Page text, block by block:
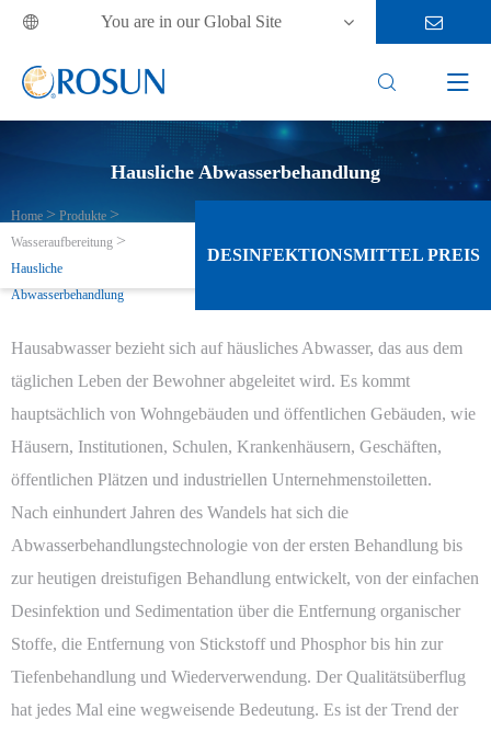
 You are in our Global Site
 
Hausliche Abwasserbehandlung
Home
Produkte
Wasseraufbereitung
Hausliche
Abwasserbehandlung
DESINFEKTIONSMITTEL PREIS
Hausabwasser bezieht sich auf häusliches Abwasser, das aus dem
täglichen Leben der Bewohner abgeleitet wird. Es kommt
hauptsächlich von Wohngebäuden und öffentlichen Gebäuden, wie
Häusern, Institutionen, Schulen, Krankenhäusern, Geschäften,
öffentlichen Plätzen und industriellen Unternehmenstoiletten.
Nach einhundert Jahren des Wandels hat sich die
Abwasserbehandlungstechnologie von der ersten Behandlung bis
zur heutigen dreistufigen Behandlung entwickelt, von der einfachen
Desinfektion und Sedimentation über die Entfernung organischer
Stoffe, die Entfernung von Stickstoff und Phosphor bis hin zur
Tiefenbehandlung und Wiederverwendung. Der Qualitätsüberflug
hat jedes Mal eine wegweisende Bedeutung. Es ist der Trend der